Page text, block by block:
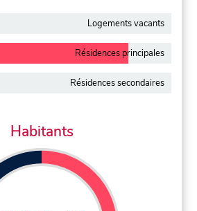
Logements vacants
Résidences principales
Résidences secondaires
Habitants